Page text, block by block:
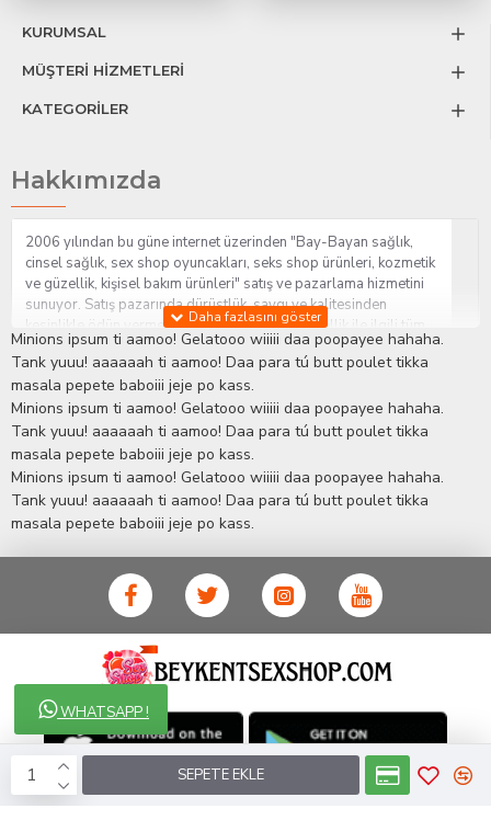
SEPETE EKLE
WHATSAPP !
KURUMSAL
MÜŞTERİ HİZMETLERİ
KATEGORİLER
Hakkımızda
2006 yılından bu güne internet üzerinden "Bay-Bayan sağlık,
cinsel sağlık, sex shop oyuncakları, seks shop ürünleri, kozmetik
ve güzellik, kişisel bakım ürünleri" satış ve pazarlama hizmetini
sunuyor. Satış pazarında dürüstlük, saygı ve kalitesinden
kesinlikle ödün vermeden hizmet sağlık ve güzellik ile ilgili tüm
sorularınıza anında cevap verebilen Yetkin ve uzman kadrosu ile
ihtiyaçlarınızı en uygun fiyat ve taksit seçenekleriyle karşılıyor.
İstanbul beylikdüzü Erotik Shop sitemizde insan odaklı çalışma
stratejimiz ile müşterilerimizin yaşamlarında mutlu, sağlıklı ve
bakımlı olmaları için onlara sağlık ve güzellik danışmanlığı
sağlıyoruz.Sex ShopAlışveriş sitemiz Erotik Shop sektöründeki
gelişmeleri ve yenilikleri çok yakından takip etmesi, yaklaşık
5000'e yakın geniş ürün yelpazesi ile Türkiye'de bu sektörde
kendi alanımızda en geniş ürün gurubuna sahip ender
mağazalardan biri olması, müşteri memnuniyetini her zaman ön
planda tutan yaklaşımcı ve yenilikçi servislerin geliştirilmesi
konusundaki becerileri ile kendisine Cinsel Ürün hayatında lider
ve kalıcı bir yer edinmiştir.
Minions ipsum ti aamoo! Gelatooo wiiiii daa poopayee hahaha.
Tank yuuu! aaaaaah ti aamoo! Daa para tú butt poulet tikka
masala pepete baboiii jeje po kass.
Minions ipsum ti aamoo! Gelatooo wiiiii daa poopayee hahaha.
Tank yuuu! aaaaaah ti aamoo! Daa para tú butt poulet tikka
masala pepete baboiii jeje po kass.
Minions ipsum ti aamoo! Gelatooo wiiiii daa poopayee hahaha.
Tank yuuu! aaaaaah ti aamoo! Daa para tú butt poulet tikka
masala pepete baboiii jeje po kass.